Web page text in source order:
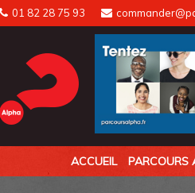
01 82 28 75 93
ACCUEIL PARCOURS